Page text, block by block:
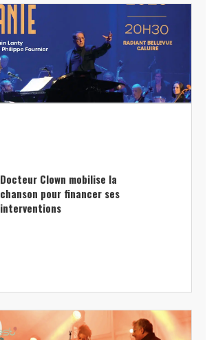
Docteur Clown mobilise la
chanson pour financer ses
interventions